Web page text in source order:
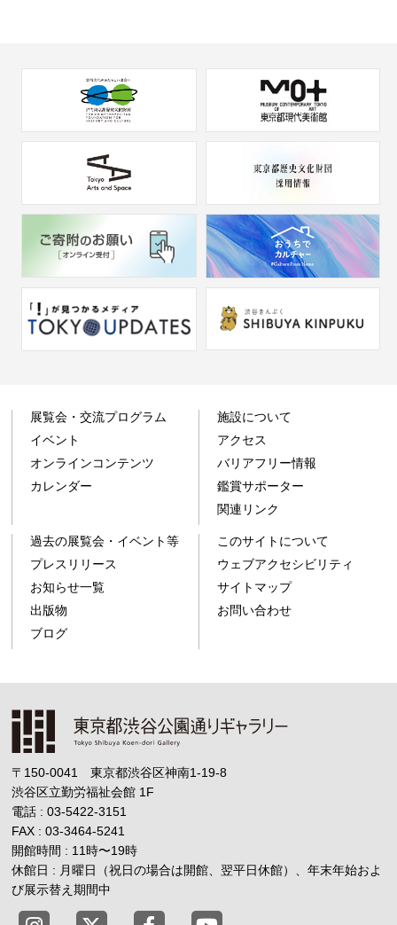
展覧会・交流プログラム
イベント
オンラインコンテンツ
カレンダー
施設について
アクセス
バリアフリー情報
鑑賞サポーター
関連リンク
過去の展覧会・イベント等
プレスリリース
お知らせ一覧
出版物
ブログ
このサイトについて
ウェブアクセシビリティ
サイトマップ
お問い合わせ
〒150-0041 東京都渋谷区神南1-19-8
渋谷区立勤労福祉会館 1F
電話 : 03-5422-3151
FAX : 03-3464-5241
開館時間 : 11時〜19時
休館日 : 月曜日（祝日の場合は開館、翌平日休館）、年末年始およ
び展示替え期間中
東京都渋谷公園通りギャラリー X
東京都渋谷公園通りギャラリー
東京都渋谷公園通りギャ